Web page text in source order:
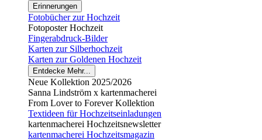
Erinnerungen
Fotobücher zur Hochzeit
Fotoposter Hochzeit
Fingerabdruck-Bilder
Karten zur Silberhochzeit
Karten zur Goldenen Hochzeit
Entdecke Mehr...
Neue Kollektion 2025/2026
Sanna Lindström x kartenmacherei
From Lover to Forever Kollektion
Textideen für Hochzeitseinladungen
kartenmacherei Hochzeitsnewsletter
kartenmacherei Hochzeitsmagazin